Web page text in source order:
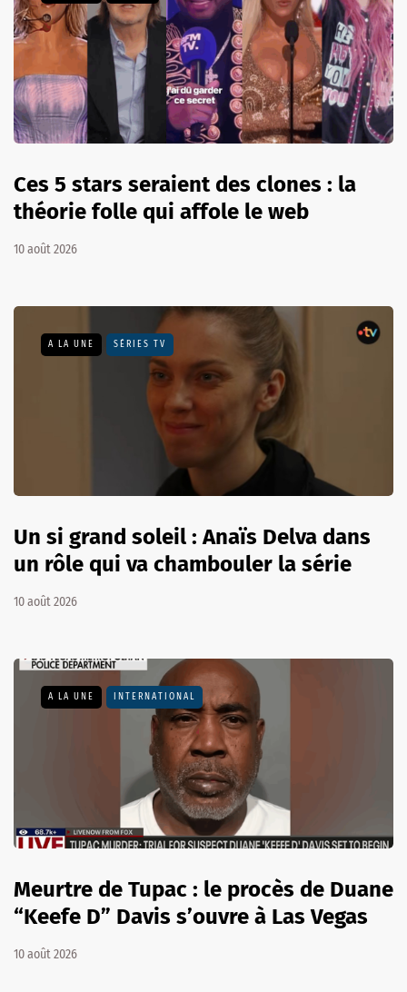
Ces 5 stars seraient des clones : la
théorie folle qui affole le web
10 août 2026
A LA UNE SÉRIES TV
Un si grand soleil : Anaïs Delva dans
un rôle qui va chambouler la série
10 août 2026
A LA UNE INTERNATIONAL
Meurtre de Tupac : le procès de Duane
“Keefe D” Davis s’ouvre à Las Vegas
10 août 2026